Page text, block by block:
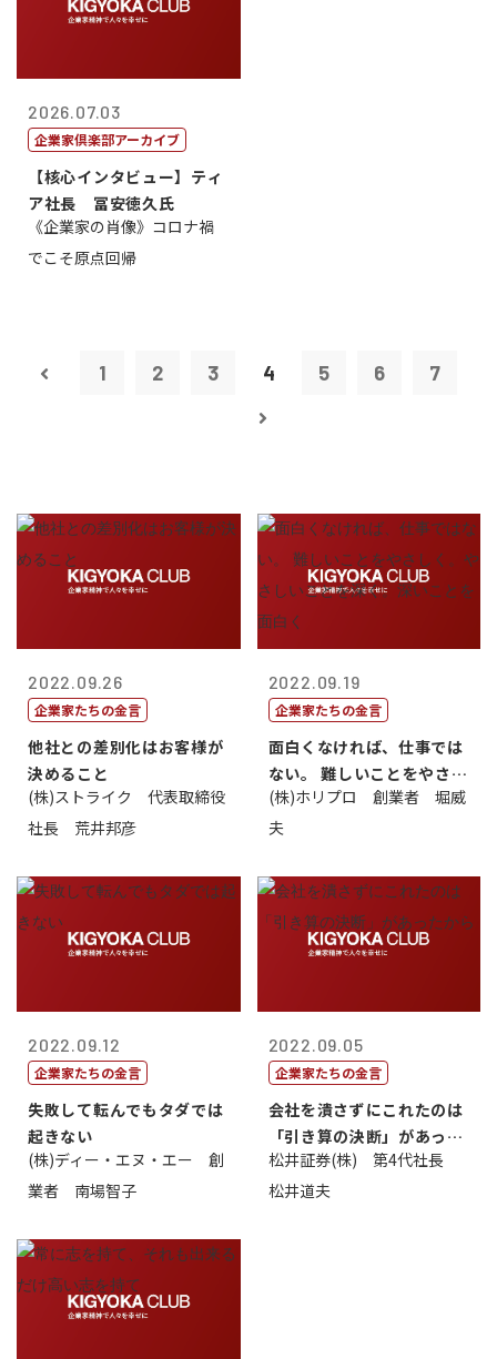
2026.07.03
企業家倶楽部アーカイブ
【核心インタビュー】ティ
ア社長 冨安徳久氏
《企業家の肖像》コロナ禍
でこそ原点回帰
1 2 3 4 5 6 7
2022.09.26
企業家たちの金言
他社との差別化はお客様が
決めること
(株)ストライク 代表取締役
社長 荒井邦彦
2022.09.19
企業家たちの金言
面白くなければ、仕事では
ない。 難しいことをやさし
く。やさし...
(株)ホリプロ 創業者 堀威
夫
2022.09.12
企業家たちの金言
失敗して転んでもタダでは
起きない
(株)ディー・エヌ・エー 創
業者 南場智子
2022.09.05
企業家たちの金言
会社を潰さずにこれたのは
「引き算の決断」があった
から
松井証券(株) 第4代社長
松井道夫